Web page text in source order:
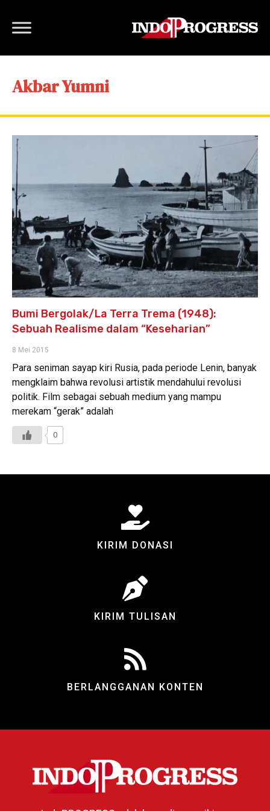
Akbar Yumni
Bumi Bergolak/La Terra Trema (1948):
Sebuah Realisme dalam “Keseharian”
8 Mei 2015
Para seniman sayap kiri Rusia, pada periode Lenin, banyak
mengklaim bahwa revolusi artistik mendahului revolusi
politik. Film sebagai sebuah medium yang mampu
merekam “gerak” adalah
0
KIRIM DONASI
KIRIM TULISAN
BERLANGGANAN KONTEN